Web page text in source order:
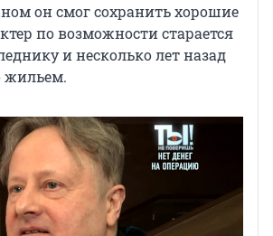
он смог сохранить хорошие
по возможности старается
и несколько лет назад
жильем.